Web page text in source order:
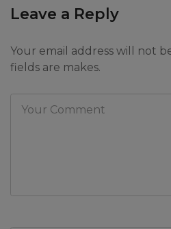
Leave a Reply
Your email address will not
fields are makes.